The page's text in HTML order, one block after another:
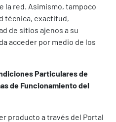
la red. Asimismo, tampoco
técnica, exactitud,
de sitios ajenos a su
acceder por medio de los
Particulares de
de Funcionamiento del
producto a través del Portal